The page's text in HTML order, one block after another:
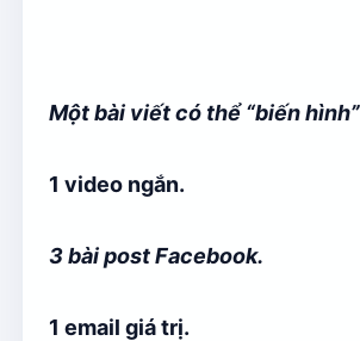
Một bài viết có thể “biến
1 video ngắn.
3 bài post Facebook.
1 email giá trị.